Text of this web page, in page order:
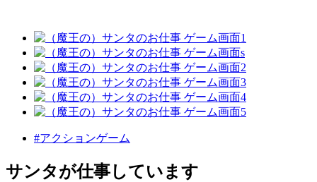
#アクションゲーム
サンタが仕事しています